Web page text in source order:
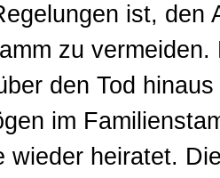
ist, den
zu
den Tod
im
wieder heiratet.